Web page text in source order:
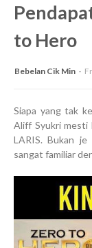
to Hero
Bebelan Cik Min
Siapa yang tak
Aliff Syukri mesti
LARIS. Bukan je
sangat familiar